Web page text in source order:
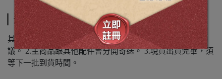
規格說明
其他注意事項: 1.贈品贈完會直接更換等值商品，不得有異
議。 2.主商品跟其他配件會分開寄送。 3.現貨出貨完畢，須
等下一批到貨時間。